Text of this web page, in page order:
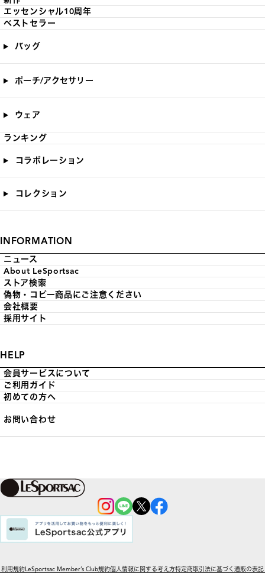
エッセンシャル10周年
ベストセラー
バッグ
ポーチ/アクセサリー
ウェア
ランキング
コラボレーション
コレクション
INFORMATION
ニュース
About LeSportsac
ストア検索
偽物・コピー商品にご注意ください
会社概要
採用サイト
HELP
会員サービスについて
ご利用ガイド
初めての方へ
お問い合わせ
利用規約LeSportsac Member’s Club規約個人情報に関する考え方特定商取引法に基づく通販の表記